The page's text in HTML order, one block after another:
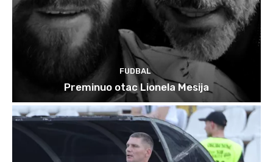
FUDBAL
Preminuo otac Lionela Mesija